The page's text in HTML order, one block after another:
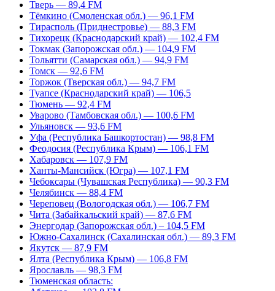
Тверь — 89,4 FM
Тёмкино (Смоленская обл.) — 96,1 FM
Тирасполь (Приднестровье) — 88,3 FM
Тихорецк (Краснодарский край) — 102,4 FM
Токмак (Запорожская обл.) — 104,9 FM
Тольятти (Самарская обл.) — 94,9 FM
Томск — 92,6 FM
Торжок (Тверская обл.) — 94,7 FM
Туапсе (Краснодарский край) — 106,5
Тюмень — 92,4 FM
Уварово (Тамбовская обл.) — 100,6 FM
Ульяновск — 93,6 FM
Уфа (Республика Башкортостан) — 98,8 FM
Феодосия (Республика Крым) — 106,1 FM
Хабаровск — 107,9 FM
Ханты-Мансийск (Югра) — 107,1 FM
Чебоксары (Чувашская Республика) — 90,3 FM
Челябинск — 88,4 FM
Череповец (Вологодская обл.) — 106,7 FM
Чита (Забайкальский край) — 87,6 FM
Энергодар (Запорожская обл.) – 104,5 FM
Южно-Сахалинск (Сахалинская обл.) — 89,3 FM
Якутск — 87,9 FM
Ялта (Республика Крым) — 106,8 FM
Ярославль — 98,3 FM
Тюменская область: